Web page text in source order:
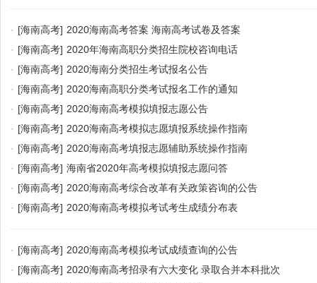
· [海南高考] 2020海南高考答案 海南高考试卷及答案
· [海南高考] 2020年海南高职分类招生院校咨询电话
· [海南高考] 2020海南分类招生考试报名公告
· [海南高考] 2020海南高职分类考试报名工作的通知
· [海南高考] 2020海南高考模拟填报志愿​公告
· [海南高考] 2020海南高考模拟志愿填报系统操作指南
· [海南高考] 2020海南高考填报志愿辅助系统操作指南
· [海南高考] 海南省2020年高考模拟填报志愿问答
· [海南高考] 2020海南高考综合改革有关政策咨询的公告
· [海南高考] 2020海南高考模拟考试考生成绩分布表
· [海南高考] 2020海南高考模拟考试成绩查询的公告
· [海南高考] 2020海南高考招录有六大变化 录取合并本科批次